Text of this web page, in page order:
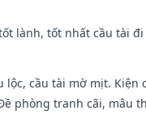
lành, tốt nhất cầu tài
lộc, cầu tài mờ mịt.
phòng tranh cãi, mâu